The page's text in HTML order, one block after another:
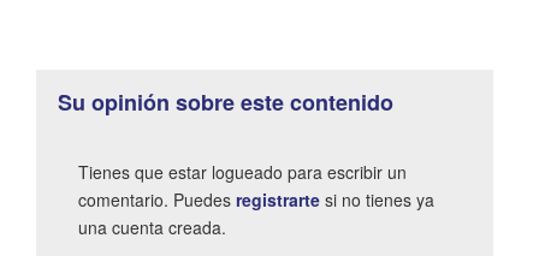
Su opinión sobre este contenido
Tienes que estar logueado para escribir un
comentario. Puedes registrarte si no tienes ya
una cuenta creada.